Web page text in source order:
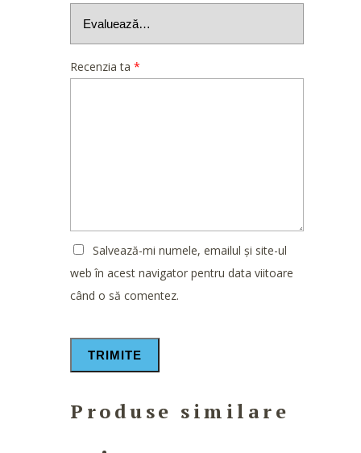
Recenzia ta *
Salvează-mi numele, emailul și site-ul
web în acest navigator pentru data viitoare
când o să comentez.
Produse similare